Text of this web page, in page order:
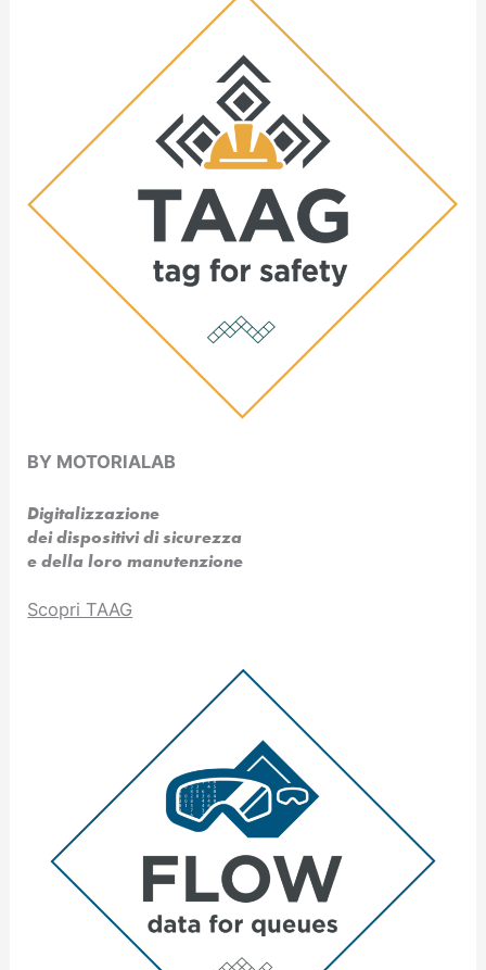
BY MOTORIALAB
Digitalizzazione
dei dispositivi di sicurezza
e della loro manutenzione
Scopri TAAG